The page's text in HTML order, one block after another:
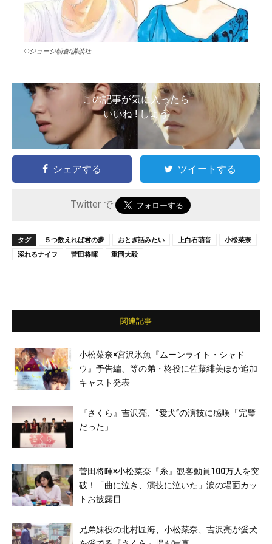
©ジョージ朝倉/講談社
この記事が気に入ったら
いいね ! しよう
シェアする ツイートする
Twitter で
タグ ５つ数えれば君の夢 おとぎ話みたい 上白石萌音
小松菜奈
溺れるナイフ
菅田将暉 重岡大毅
関連記事
小松菜奈×宮沢氷魚『ムーンライト・シャド
ウ』予告編、等の弟・柊役に佐藤緋美ほか追加
キャスト発表
『さくら』吉沢亮、“愛⽝”の演技に感嘆「完璧
だった」
菅田将暉×小松菜奈『糸』観客動員100万人を突
破！「曲に泣き、演技に泣いた」涙の場面カッ
トお披露目
兄弟妹役の北村匠海、小松菜奈、吉沢亮が愛犬